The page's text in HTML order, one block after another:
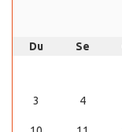
Du Se
3 4